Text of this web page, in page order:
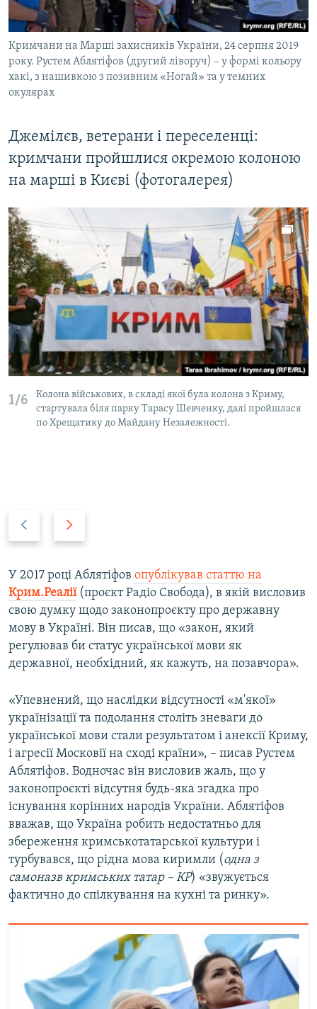
Кримчани на Марші захисників України, 24 серпня 2019
року. Рустем Аблятіфов (другий ліворуч) – у формі кольору
хакі, з нашивкою з позивним «Ногай» та у темних
окулярах
Джемілєв, ветерани і переселенці:
кримчани пройшлися окремою колоною
на марші в Києві (фотогалерея)
1/6
Колона військових, в складі якої була колона з Криму,
стартувала біля парку Тарасу Шевченку, далі пройшлася
по Хрещатику до Майдану Незалежності.
v
i
o
u
s
s
d
e
t
s
l
i
d
e
У 2017 році Аблятіфов опублікував статтю на
Крим.Реалії(проєкт Радіо Свобода), в якій висловив
свою думку щодо законопроєкту про державну
мову в Україні. Він писав, що «закон, який
регулював би статус української мови як
державної, необхідний, як кажуть, на позавчора».
«Упевнений, що наслідки відсутності «м'якої»
українізації та подолання століть зневаги до
української мови стали результатом і анексії Криму,
і агресії Московії на сході країни», – писав Рустем
Аблятіфов. Водночас він висловив жаль, що у
законопроєкті відсутня будь-яка згадка про
існування корінних народів України. Аблятіфов
вважав, що Україна робить недостатньо для
збереження кримськотатарської культури і
турбувався, що рідна мова киримли (одна з
самоназв кримських татар – КР) «звужується
фактично до спілкування на кухні та ринку».